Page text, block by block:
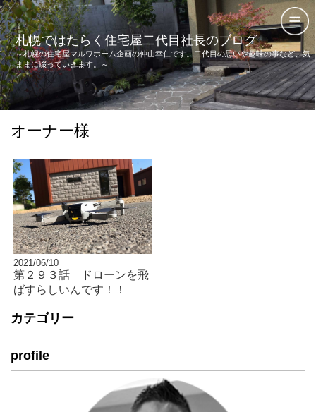
札幌ではたらく住宅屋二代目社長のブログ
～札幌の住宅屋マルワホーム企画の仲山幸仁です。二代目の思いや趣味の事など、気
ままに綴っていきます。～
オーナー様
2021/06/10
第２９３話 ドローンを飛
ばすらしいんです！！
カテゴリー
profile